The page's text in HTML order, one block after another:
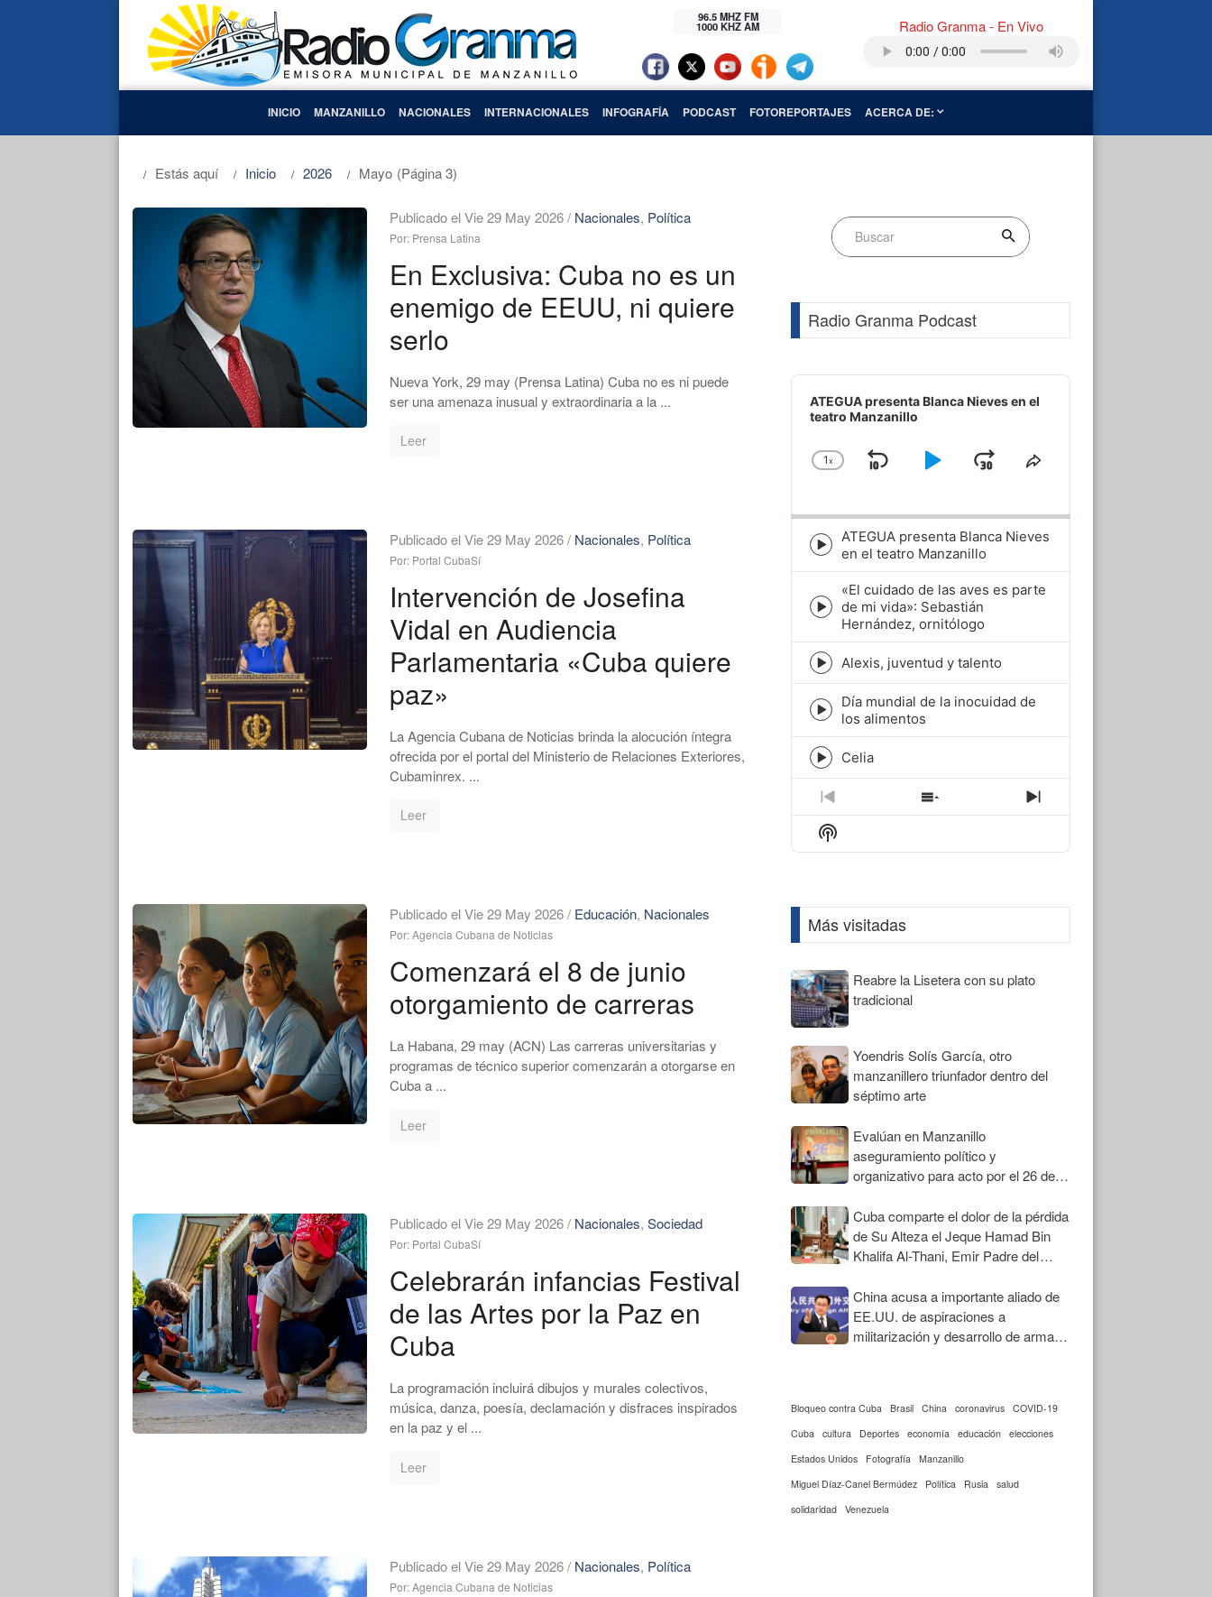
96.5 MHZ FM
1000 KHZ AM Radio Granma - En Vivo
INICIO MANZANILLO NACIONALES INTERNACIONALES INFOGRAFÍA PODCAST FOTOREPORTAJES ACERCA DE:
Estás aquí Inicio 2026 Mayo (Página 3)
Publicado el Vie 29 May 2026/ Nacionales, Política
Por: Prensa Latina
En Exclusiva: Cuba no es un
enemigo de EEUU, ni quiere
serlo
Nueva York, 29 may (Prensa Latina) Cuba no es ni puede
ser una amenaza inusual y extraordinaria a la ...
Leer
Publicado el Vie 29 May 2026/ Nacionales, Política
Por: Portal CubaSí
Intervención de Josefina
Vidal en Audiencia
Parlamentaria «Cuba quiere
paz»
La Agencia Cubana de Noticias brinda la alocución íntegra
ofrecida por el portal del Ministerio de Relaciones Exteriores,
Cubaminrex. ...
Leer
Publicado el Vie 29 May 2026/ Educación, Nacionales
Por: Agencia Cubana de Noticias
Comenzará el 8 de junio
otorgamiento de carreras
La Habana, 29 may (ACN) Las carreras universitarias y
programas de técnico superior comenzarán a otorgarse en
Cuba a ...
Leer
Publicado el Vie 29 May 2026/ Nacionales, Sociedad
Por: Portal CubaSí
Celebrarán infancias Festival
de las Artes por la Paz en
Cuba
La programación incluirá dibujos y murales colectivos,
música, danza, poesía, declamación y disfraces inspirados
en la paz y el ...
Leer
Publicado el Vie 29 May 2026/ Nacionales, Política
Por: Agencia Cubana de Noticias
Radio Granma Podcast
Audio
Player
ATEGUA presenta Blanca Nieves en el
teatro Manzanillo
Change
1x
SkipPlayJumpShare
Episode
play
icon
ATEGUA presenta Blanca Nieves
en el teatro Manzanillo
Episode
play
icon
«El cuidado de las aves es parte
de mi vida»: Sebastián
Hernández, ornitólogo
Episode
play
icon
Alexis, juventud y talento
Episode
play
icon
Día mundial de la inocuidad de
los alimentos
Episode
play
icon
Celia
Previous
Episode
Show
Episodes
Next
Episode
Show
Podcast
Más visitadas
Reabre la Lisetera con su plato
tradicional
Yoendris Solís García, otro
manzanillero triunfador dentro del
séptimo arte
Evalúan en Manzanillo
aseguramiento político y
organizativo para acto por el 26 de
Cuba comparte el dolor de la pérdida
de Su Alteza el Jeque Hamad Bin
Khalifa Al-Thani, Emir Padre del
China acusa a importante aliado de
EE.UU. de aspiraciones a
militarización y desarrollo de armas
Bloqueo contra Cuba Brasil China coronavirus COVID-19
Cuba
cultura Deportes economía educación elecciones
Estados Unidos
Fotografía
Manzanillo
Miguel Díaz-Canel Bermúdez
Política Rusia
salud
solidaridad Venezuela